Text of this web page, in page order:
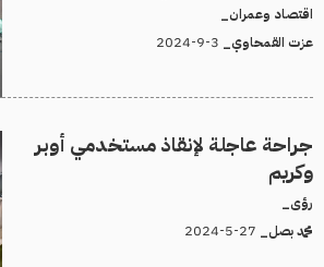
اقتصاد وعمران_
عزت القمحاوي_
جراحة عاجلة لإنقاذ مستخدمي أوبر
وكريم
رؤى_
محمد بصل_